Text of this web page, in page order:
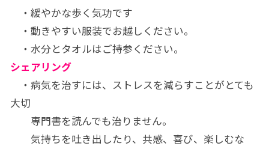
・緩やかな歩く気功です
・動きやすい服装でお越しください。
・水分とタオルはご持参ください。
シェアリング
・病気を治すには、ストレスを減らすことがとても
大切
専門書を読んでも治りません。
気持ちを吐き出したり、共感、喜び、楽しむな